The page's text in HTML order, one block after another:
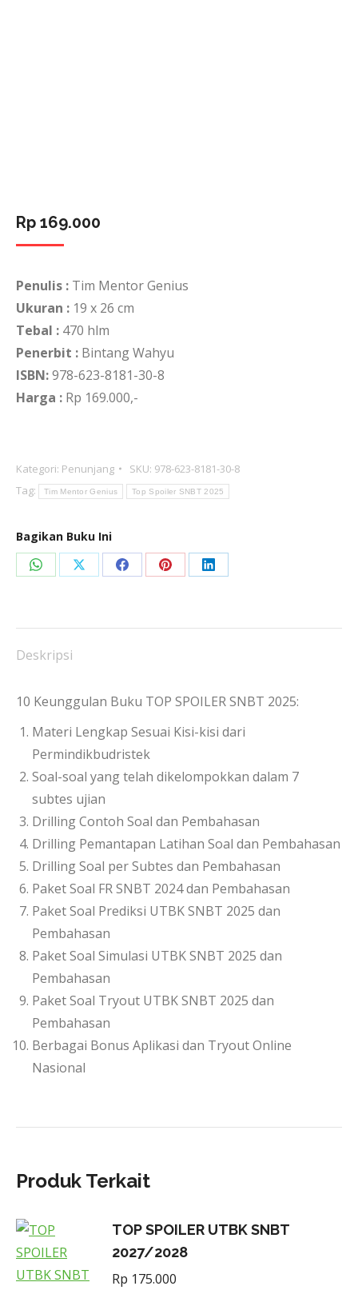
Rp 169.000
Penulis : Tim Mentor Genius
Ukuran : 19 x 26 cm
Tebal : 470 hlm
Penerbit : Bintang Wahyu
ISBN:978-623-8181-30-8
Harga : Rp 169.000,-
Kategori: Penunjang SKU: 978-623-8181-30-8
Tag:
Tim Mentor Genius Top Spoiler SNBT 2025
Bagikan Buku Ini
Share
WhatsApp
Share
X
Share
Facebook
Share
Pinterest
Share
LinkedIn
Deskripsi
10 Keunggulan Buku TOP SPOILER SNBT 2025:
Materi Lengkap Sesuai Kisi-kisi dari
Permindikbudristek
Soal-soal yang telah dikelompokkan dalam 7
subtes ujian
Drilling Contoh Soal dan Pembahasan
Drilling Pemantapan Latihan Soal dan Pembahasan
Drilling Soal per Subtes dan Pembahasan
Paket Soal FR SNBT 2024 dan Pembahasan
Paket Soal Prediksi UTBK SNBT 2025 dan
Pembahasan
Paket Soal Simulasi UTBK SNBT 2025 dan
Pembahasan
Paket Soal Tryout UTBK SNBT 2025 dan
Pembahasan
Berbagai Bonus Aplikasi dan Tryout Online
Nasional
Produk Terkait
TOP SPOILER UTBK SNBT
2027/2028
Rp 175.000